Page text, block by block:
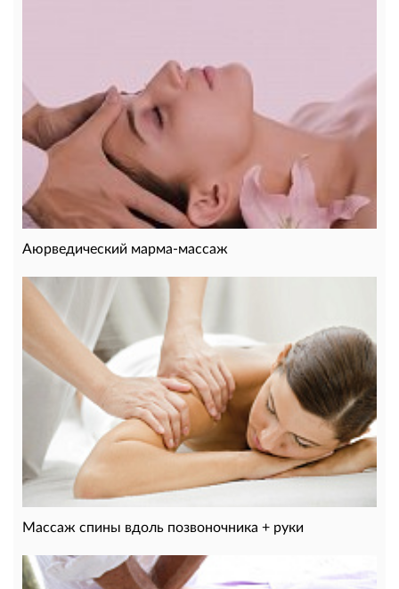
Аюрведический марма-массаж
Массаж спины вдоль позвоночника + руки